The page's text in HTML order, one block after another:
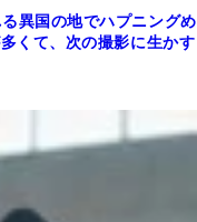
異国の地でハプニングめ
くて、次の撮影に生かす